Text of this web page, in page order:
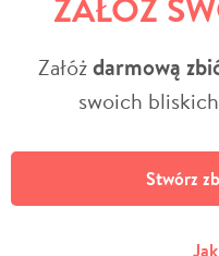
Załóżdarmową
swoich
Stwórz